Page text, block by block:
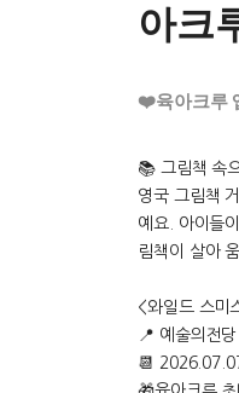
아크
❤️육아크루
📚 그림책 속
영국 그림책
예요. 아이들
림책이 살아
<와일드 스미
📍 예술의전
📆